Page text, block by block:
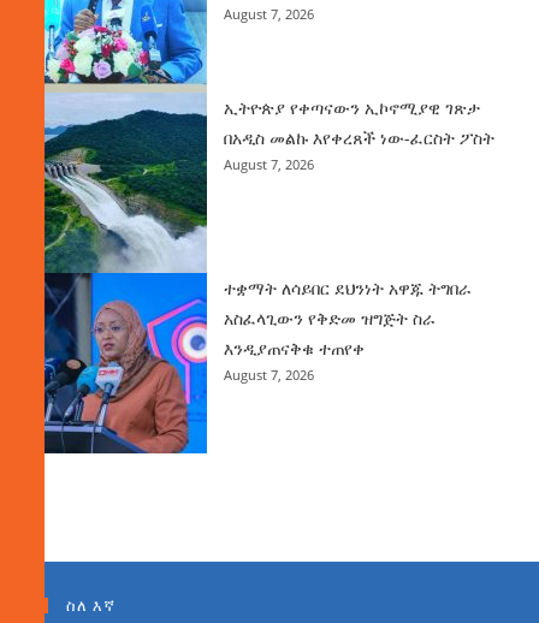
August 7, 2026
ኢትዮጵያ የቀጣናውን ኢኮኖሚያዊ ገጽታ
በአዲስ መልኩ እየቀረጸች ነው-ፈርስት ፖስት
August 7, 2026
ተቋማት ለሳይበር ደህንነት አዋጁ ትግበራ
አስፈላጊውን የቅድመ ዝግጅት ስራ
እንዲያጠናቅቁ ተጠየቀ
August 7, 2026
ስለ እኛ